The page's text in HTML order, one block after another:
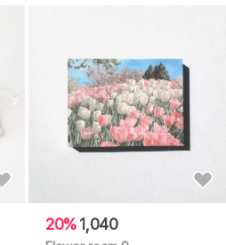
20%1,040